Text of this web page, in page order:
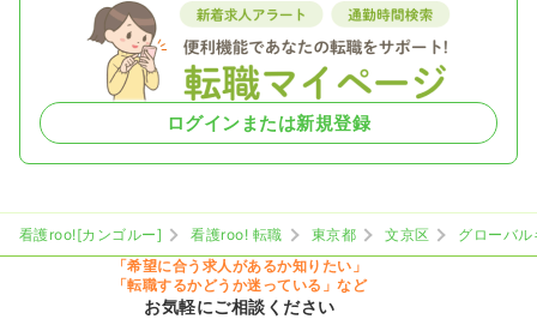
ログインまたは新規登録
看護roo![カンゴルー] 看護roo! 転職 東京都 文京区
グローバ
「希望に合う求人があるか知りたい」
「転職するかどうか迷っている」など
お気軽にご相談ください